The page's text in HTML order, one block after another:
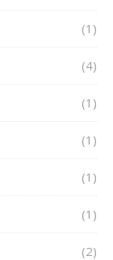
(1)
(4)
(1)
(1)
(1)
(1)
(2)